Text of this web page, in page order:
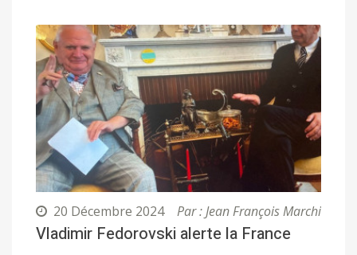
20 Décembre 2024 Par : Jean François Marchi
Vladimir Fedorovski alerte la France